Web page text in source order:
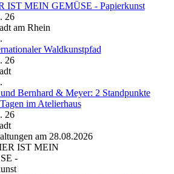
IST MEIN GEMÜSE - Papierkunst
26
am Rhein
Waldkunstpfad
26
Bernhard & Meyer: 2 Standpunkte
im Atelierhaus
26
am 28.08.2026